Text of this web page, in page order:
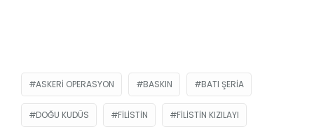
ASKERI OPERASYON BASKIN BATI ŞERIA
DOĞU KUDÜS FILISTIN FILISTIN KIZILAYI